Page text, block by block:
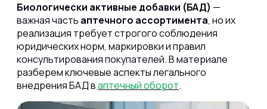
Биологически активные добавки (БАД) —
важная часть аптечного ассортимента, но их
реализация требует строгого соблюдения
юридических норм, маркировки и правил
консультирования покупателей. В материале
разберем ключевые аспекты легального
внедрения БАД ваптечный оборот.